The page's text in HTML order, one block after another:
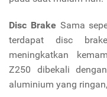
Disc Brake Sama
terdapat disc
meningkatkan
Z250 dibekali
aluminium yang